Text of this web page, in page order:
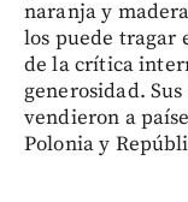
naranja y
los puede tragar
de la crítica
generosidad.
vendieron a
Polonia y